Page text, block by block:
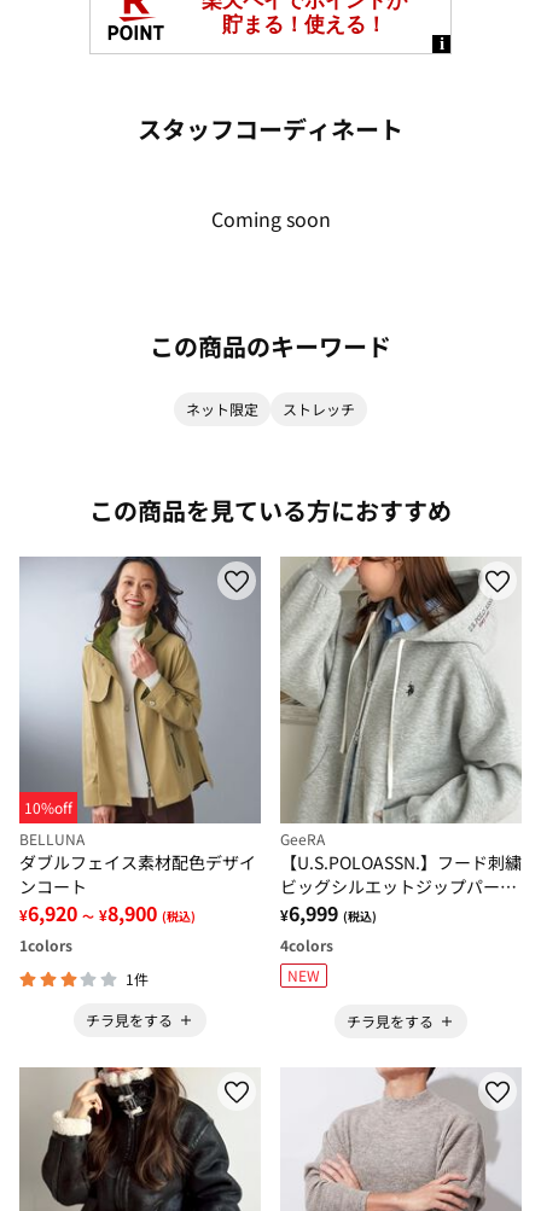
スタッフコーディネート
Coming soon
この商品のキーワード
ネット限定 ストレッチ
この商品を見ている方におすすめ
10%off
BELLUNA
ダブルフェイス素材配色デザイ
ンコート
¥6,920 ～ ¥8,900 (税込)
1colors
1件
チラ見をする
GeeRA
【U.S.POLOASSN.】フード刺繍
ビッグシルエットジップパーカ
ー
¥6,999 (税込)
4colors
NEW
チラ見をする